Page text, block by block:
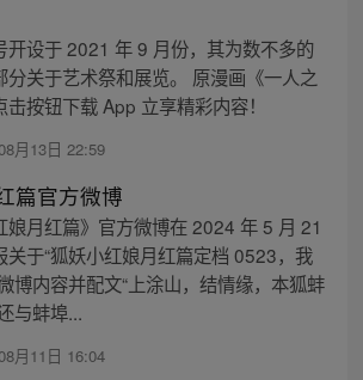
开设于 2021 年 9 月份，其为数不多的
分关于艺术祭和展览。 原漫画《一人之
按钮下载 App 立享精彩内容！
月13日 22:59
篇官方微博
娘月红篇》官方微博在 2024 年 5 月 21
关于“狐妖小红娘月红篇定档 0523，我
博内容并配文“上涂山，结情缘，本狐蚌
与蚌埠...
月11日 16:04